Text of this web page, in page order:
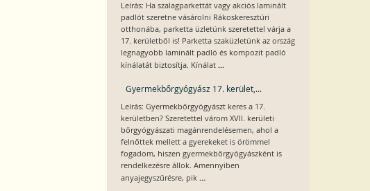
Leírás: Ha szalagparkettát vagy akciós laminált
padlót szeretne vásárolni Rákoskeresztúri
otthonába, parketta üzletünk szeretettel várja a
17. kerületből is! Parketta szaküzletünk az ország
legnagyobb laminált padló és kompozit padló
kínálatát biztosítja. Kínálat ...
Gyermekbőrgyógyász 17. kerület,...
Leírás: Gyermekbőrgyógyászt keres a 17.
kerületben? Szeretettel várom XVII. kerületi
bőrgyógyászati magánrendelésemen, ahol a
felnőttek mellett a gyerekeket is örömmel
fogadom, hiszen gyermekbőrgyógyászként is
rendelkezésre állok. Amennyiben
anyajegyszűrésre, pik ...